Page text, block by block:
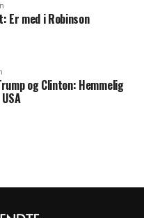
med i Robinson
og Clinton: Hemmelig